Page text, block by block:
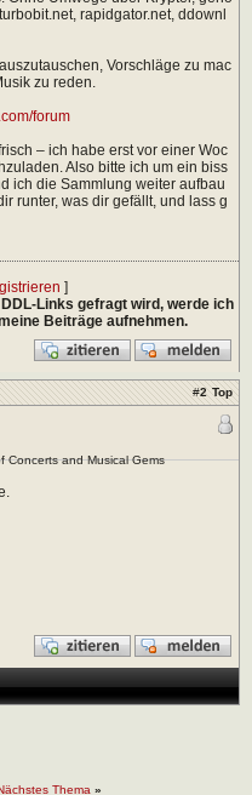
rapidgator.net, ddownl
Vorschläge zu mac
zu reden.
forum
– ich habe erst vor einer Woc
Also bitte ich um ein biss
ich die Sammlung weiter aufbau
runter, was dir gefällt, und lass g
]
Links gefragt wird, werde ich
Beiträge aufnehmen.
#2 Top
Concerts and Musical Gems
Thema »